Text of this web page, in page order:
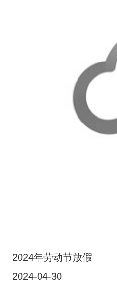
2024年劳动节放假
2024-04-30